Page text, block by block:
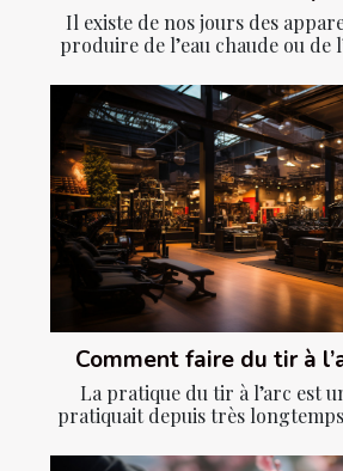
Il existe de nos jours des
produire de l’eau chaude ou de
Comment faire du tir à
La pratique du tir à l’arc est
pratiquait depuis très